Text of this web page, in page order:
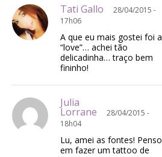
Tati Gallo
28/04/2015 -
17h06
A que eu mais gostei foi a
“love”… achei tão
delicadinha… traço bem
fininho!
Julia
Lorrane
28/04/2015 -
18h04
Lu, amei as fontes! Penso
em fazer um tattoo de